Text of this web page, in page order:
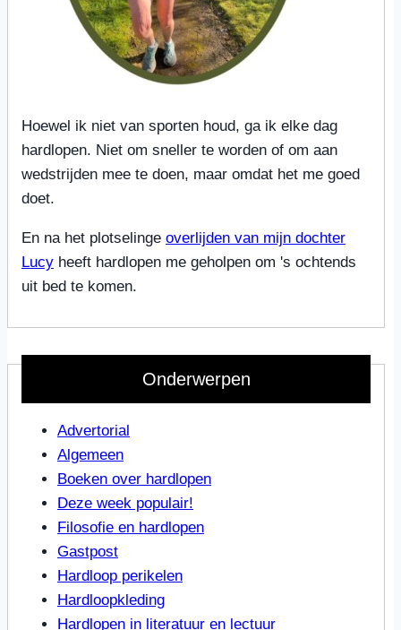
Hoewel ik niet van sporten houd, ga ik elke dag
hardlopen. Niet om sneller te worden of om aan
wedstrijden mee te doen, maar omdat het me goed
doet.
En na het plotselinge overlijden van mijn dochter
Lucy heeft hardlopen me geholpen om 's ochtends
uit bed te komen.
Onderwerpen
Advertorial
Algemeen
Boeken over hardlopen
Deze week populair!
Filosofie en hardlopen
Gastpost
Hardloop perikelen
Hardloopkleding
Hardlopen in literatuur en lectuur